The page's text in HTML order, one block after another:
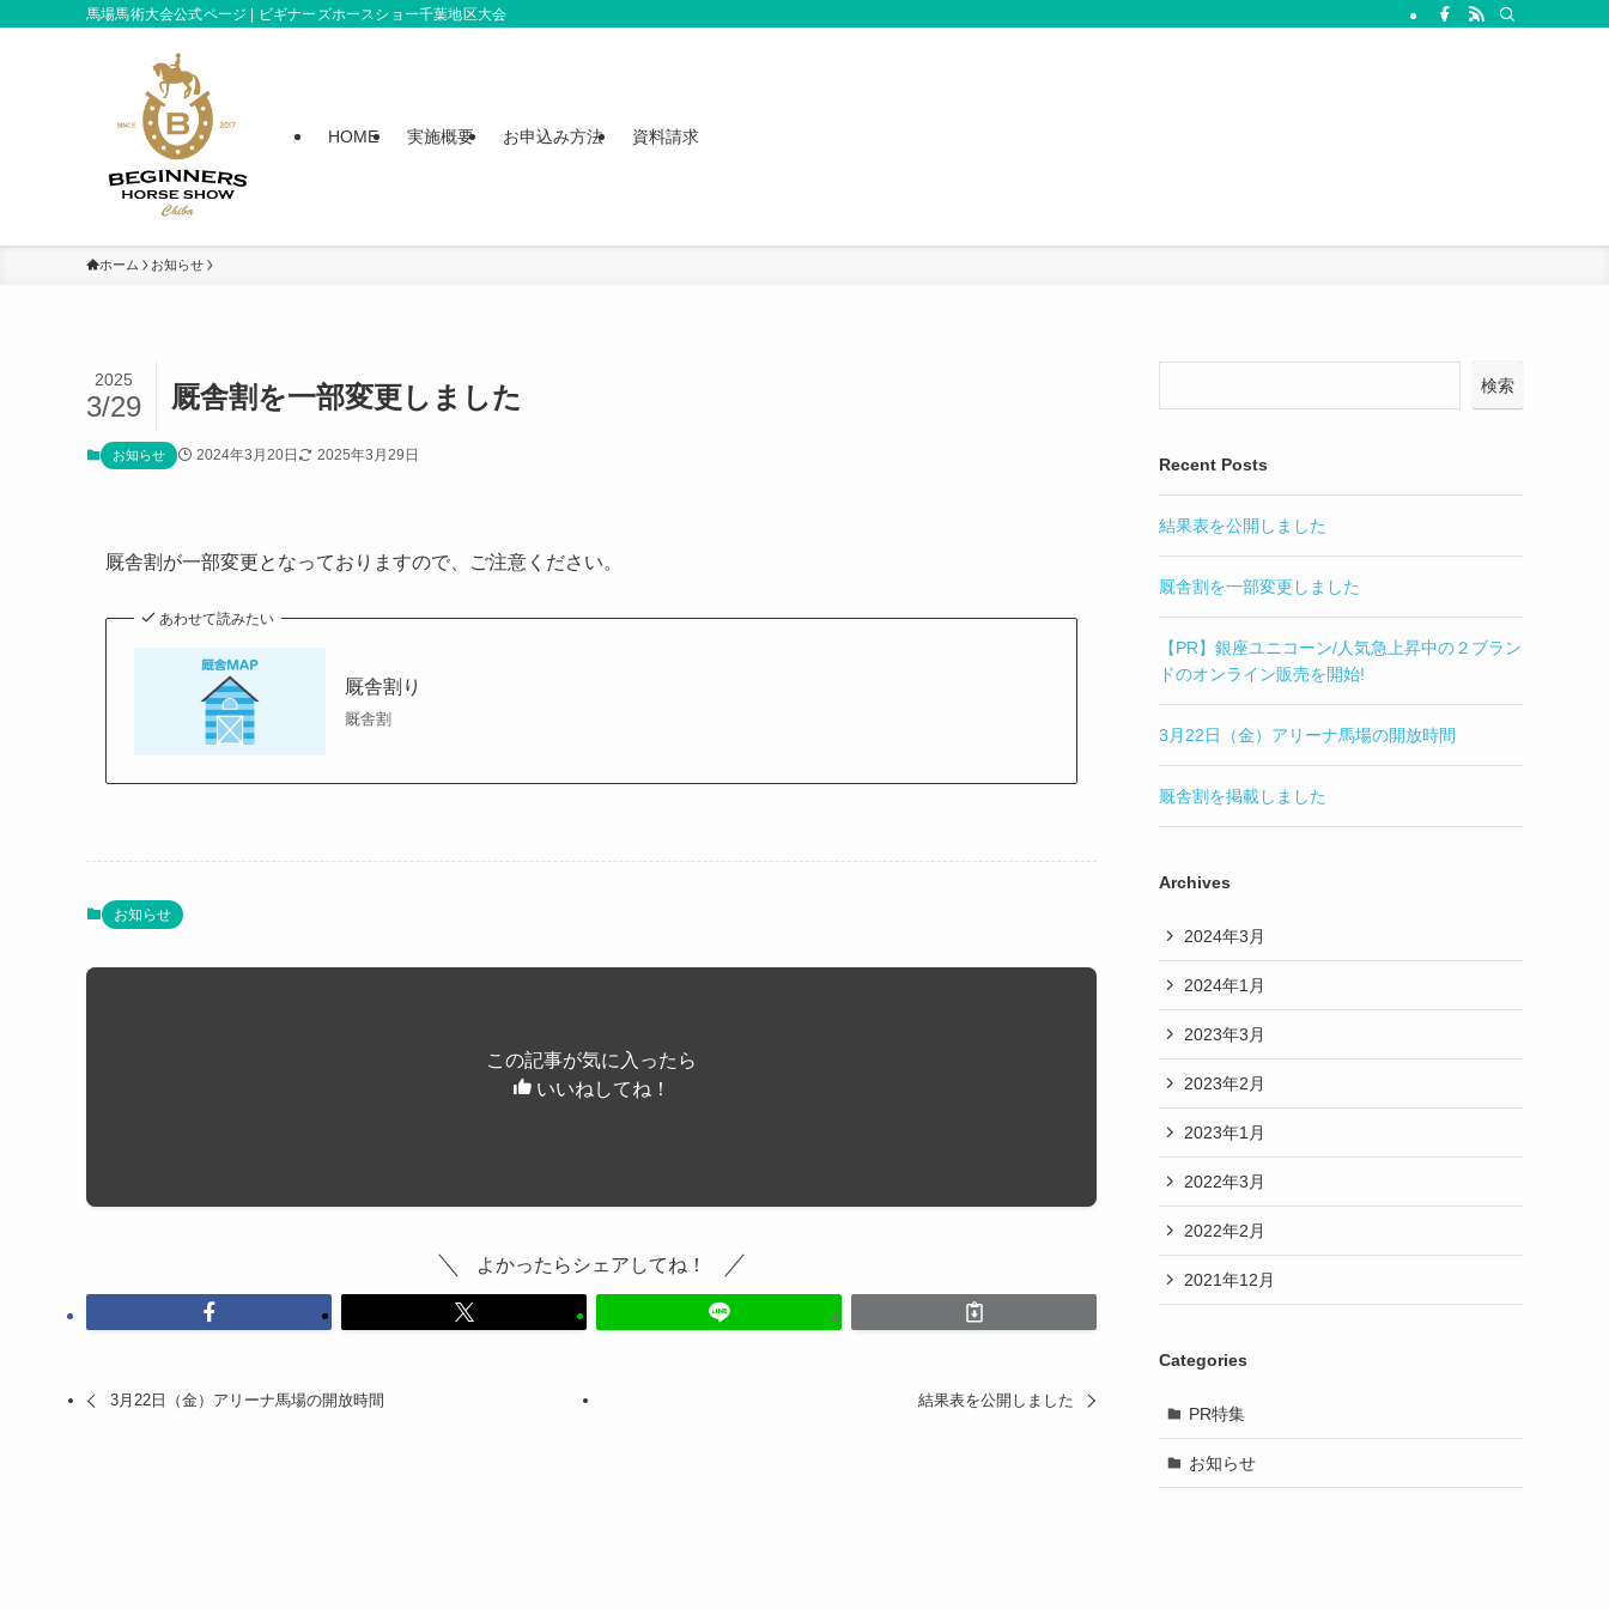
馬場馬術大会公式ページ | ビギナーズホースショー千葉地区大会
HOME 実施概要 お申込み方法 資料請求
ホーム お知らせ
厩舎割を一部変更しました
2025
3/29
お知らせ 2024年3月20日 2025年3月29日
厩舎割が一部変更となっておりますので、ご注意ください。
あわせて読みたい
厩舎割り
厩舎割
お知らせ
この記事が気に入ったら
いいねしてね！
よかったらシェアしてね！
3月22日（金）アリーナ馬場の開放時間 結果表を公開しました
検索
Recent Posts
結果表を公開しました
厩舎割を一部変更しました
【PR】銀座ユニコーン/人気急上昇中の２ブラン
ドのオンライン販売を開始!
3月22日（金）アリーナ馬場の開放時間
厩舎割を掲載しました
Archives
2024年3月
2024年1月
2023年3月
2023年2月
2023年1月
2022年3月
2022年2月
2021年12月
Categories
PR特集
お知らせ